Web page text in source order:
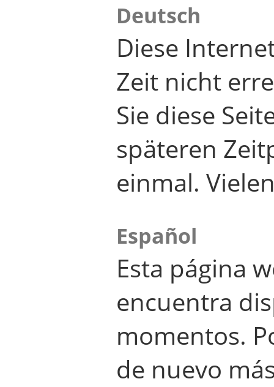
Deutsch
Diese
Zeit nicht
Sie diese
späteren
einmal.
Español
Esta página
encuentra
momentos.
de nuevo